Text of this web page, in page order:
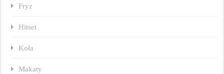
Fryz
Hitset
Koła
Makaty